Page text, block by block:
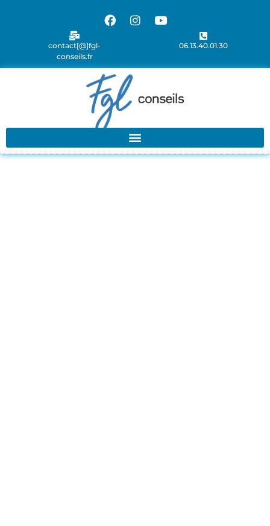
contact[@]fgl-
conseils.fr
06.13.40.01.30